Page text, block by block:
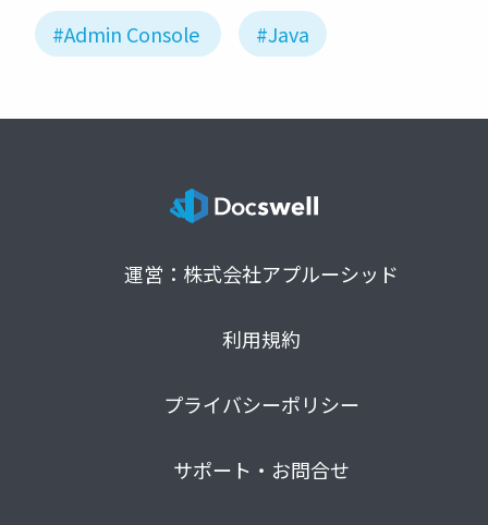
#Admin Console #Java
運営：株式会社アプルーシッド
利用規約
プライバシーポリシー
サポート・お問合せ